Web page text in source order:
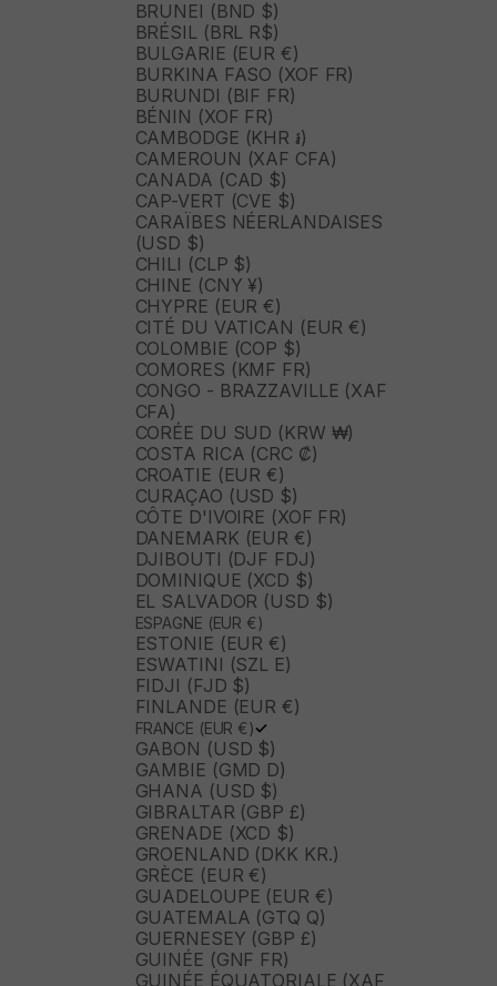
BRUNEI (BND $)
BRÉSIL (BRL R$)
BULGARIE (EUR €)
BURKINA FASO (XOF FR)
BURUNDI (BIF FR)
BÉNIN (XOF FR)
CAMBODGE (KHR ៛)
CAMEROUN (XAF CFA)
CANADA (CAD $)
CAP-VERT (CVE $)
CARAÏBES NÉERLANDAISES
(USD $)
CHILI (CLP $)
CHINE (CNY ¥)
CHYPRE (EUR €)
CITÉ DU VATICAN (EUR €)
COLOMBIE (COP $)
COMORES (KMF FR)
CONGO - BRAZZAVILLE (XAF
CFA)
CORÉE DU SUD (KRW ₩)
COSTA RICA (CRC ₡)
CROATIE (EUR €)
CURAÇAO (USD $)
CÔTE D'IVOIRE (XOF FR)
DANEMARK (EUR €)
DJIBOUTI (DJF FDJ)
DOMINIQUE (XCD $)
EL SALVADOR (USD $)
ESPAGNE (EUR €)
ESTONIE (EUR €)
ESWATINI (SZL E)
FIDJI (FJD $)
FINLANDE (EUR €)
FRANCE (EUR €)
GABON (USD $)
GAMBIE (GMD D)
GHANA (USD $)
GIBRALTAR (GBP £)
GRENADE (XCD $)
GROENLAND (DKK KR.)
GRÈCE (EUR €)
GUADELOUPE (EUR €)
GUATEMALA (GTQ Q)
GUERNESEY (GBP £)
GUINÉE (GNF FR)
GUINÉE ÉQUATORIALE (XAF